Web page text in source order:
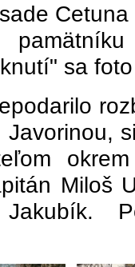
pamätníku
sa
okrem
Miloš